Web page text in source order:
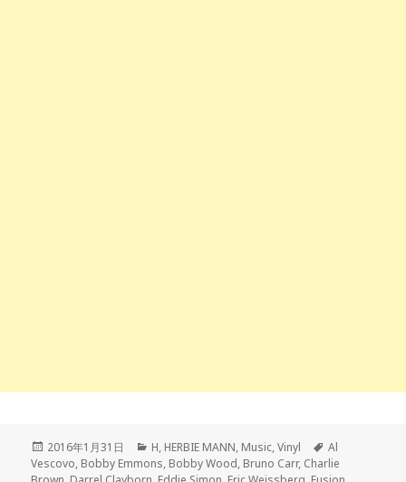
Posted
on
2016年1月31日 Categories
H, HERBIE MANN, Music,Vinyl Tags
Al
Vescovo, Bobby Emmons, Bobby Wood, Bruno Carr, Charlie